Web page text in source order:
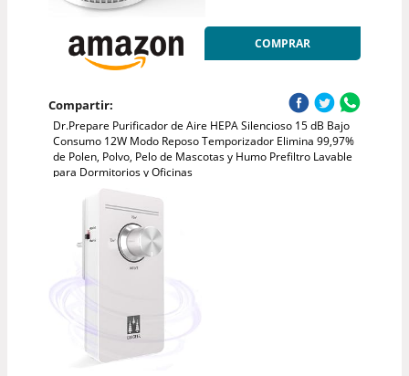
COMPRAR
Compartir:
Dr.Prepare Purificador de Aire HEPA Silencioso 15 dB Bajo
Consumo 12W Modo Reposo Temporizador Elimina 99,97%
de Polen, Polvo, Pelo de Mascotas y Humo Prefiltro Lavable
para Dormitorios y Oficinas